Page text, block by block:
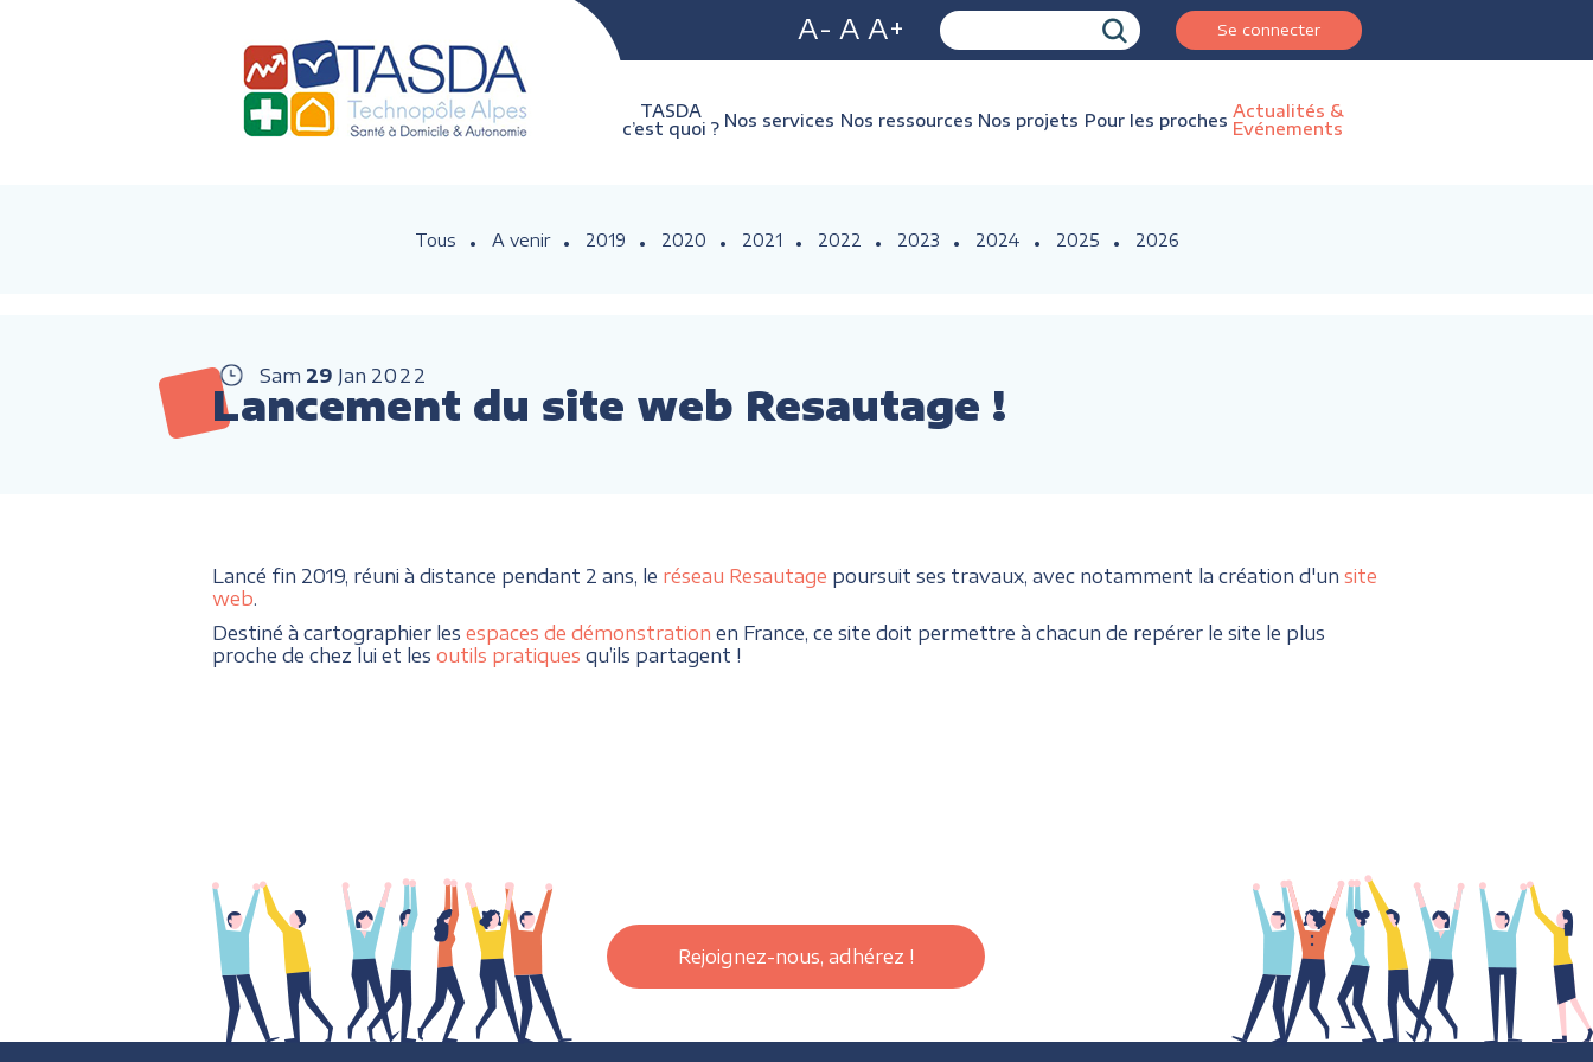
A- A A+ Se connecter
TASDA
c’est quoi ? Nos services Nos ressources Nos projets Pour les proches Actualités &
Evénements
Tous A venir 2019 2020 2021 2022 2023 2024 2025 2026
Sam 29 Jan 2022
Lancement du site web Resautage !
Lancé fin 2019, réuni à distance pendant 2 ans, le réseau Resautage poursuit ses travaux, avec notamment la création d'un site
web.
Destiné à cartographier les espaces de démonstration en France, ce site doit permettre à chacun de repérer le site le plus
proche de chez lui et les outils pratiques qu’ils partagent !
Rejoignez-nous, adhérez !